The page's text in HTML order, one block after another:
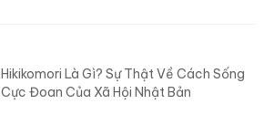
Hikikomori Là Gì? Sự Thật Về Cách Sống
Cực Đoan Của Xã Hội Nhật Bản